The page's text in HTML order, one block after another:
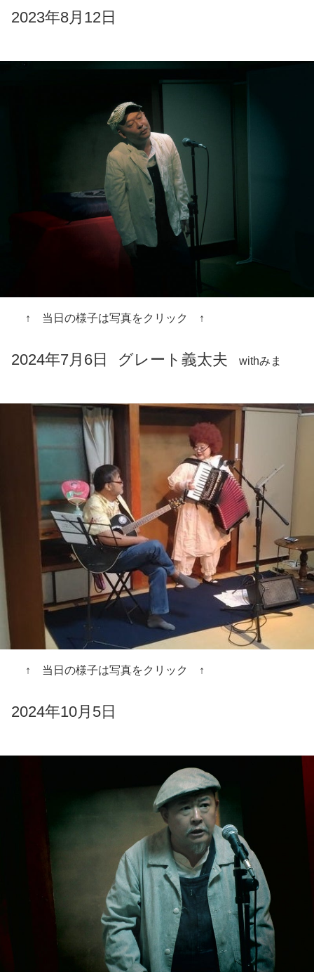
2023年8月12日
↑ 当日の様子は写真をクリック ↑
2024年7月6日 グレート義太夫 withみま
↑ 当日の様子は写真をクリック ↑
2024年10月5日